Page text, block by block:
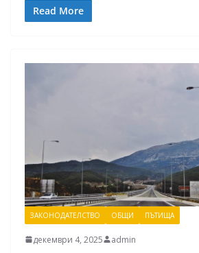
Read More
ЗАКОНОДАТЕЛСТВО ОБЩИ ПЪТИЩА
декември 4, 2025 admin